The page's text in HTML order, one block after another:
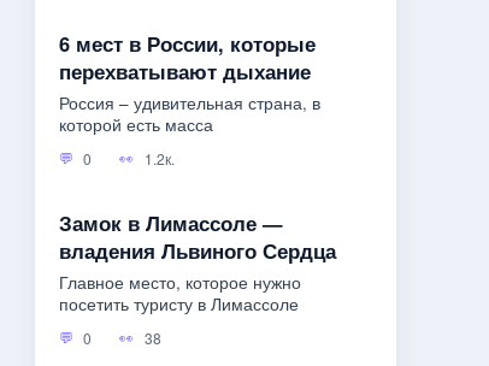
6 мест в России, которые
перехватывают дыхание
Россия – удивительная страна, в
которой есть масса
0 1.2к.
Замок в Лимассоле —
владения Львиного Сердца
Главное место, которое нужно
посетить туристу в Лимассоле
0 38